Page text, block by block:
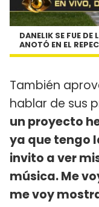
DANELIK SE FUE
ANOTÓ EN EL
También
hablar de sus
un proyecto
ya que tengo
invito a ver
música. Me
me voy